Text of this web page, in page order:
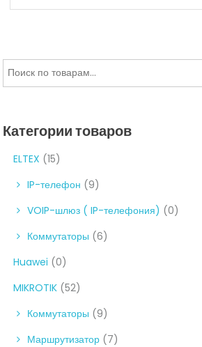
Искать:
Категории товаров
ELTEX (15)
IP-телефон (9)
VOIP-шлюз ( IP-телефония) (0)
Коммутаторы (6)
Huawei (0)
MIKROTIK (52)
Коммутаторы (9)
Маршрутизатор (7)